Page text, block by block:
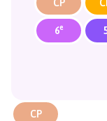
CP
6e
CP